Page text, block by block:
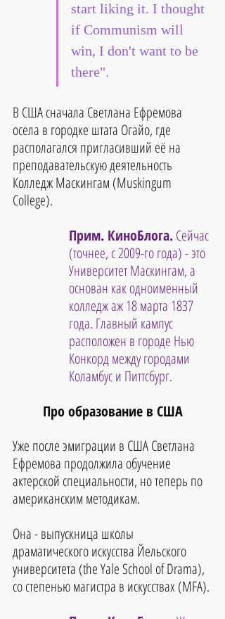
start liking it. I thought
if Communism will
win, I don't want to be
there".
В США сначала Светлана Ефремова
осела в городке штата Огайо, где
располагался пригласивший её на
преподавательскую деятельность
Колледж Маскингам (Muskingum
College).
Прим. КиноБлога. Сейчас
(точнее, с 2009-го года) - это
Университет Маскингам, а
основан как одноименный
колледж аж 18 марта 1837
года. Главный кампус
расположен в городе Нью
Конкорд между городами
Коламбус и Питтсбург.
Про образование в США
Уже после эмиграции в США Светлана
Ефремова продолжила обучение
актерской специальности, но теперь по
американским методикам.
Она - выпускница школы
драматического искусства Йельского
университета (the Yale School of Drama),
со степенью магистра в искусствах (MFA).